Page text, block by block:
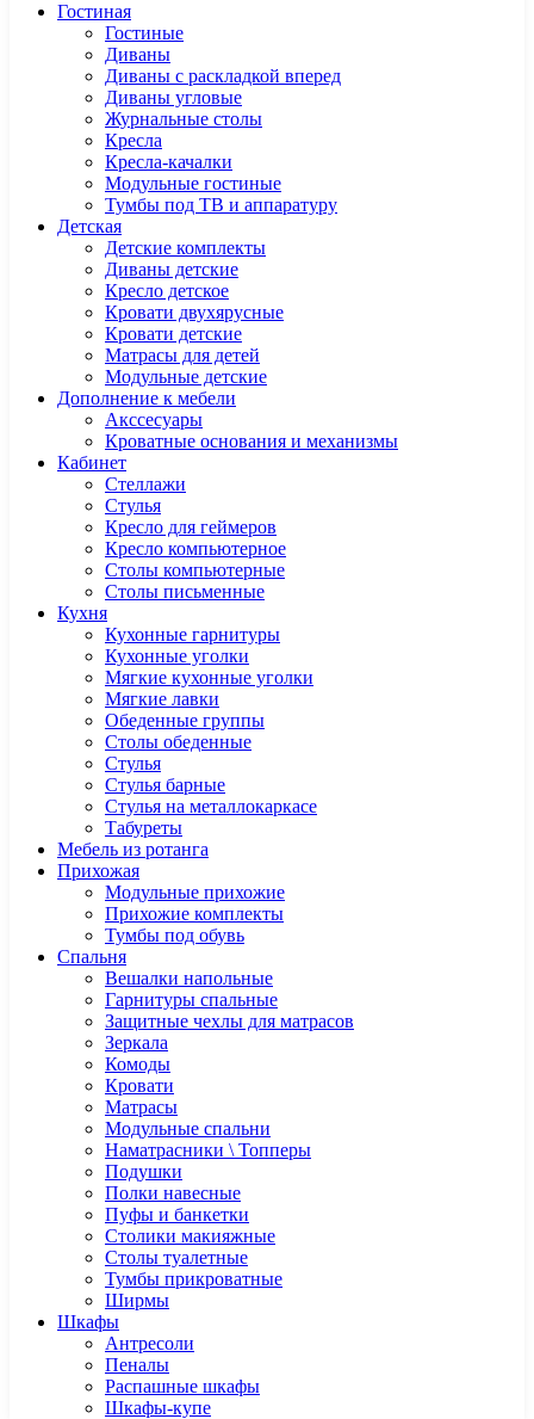
Гостиная
Гостиные
Диваны
Диваны с раскладкой вперед
Диваны угловые
Журнальные столы
Кресла
Кресла-качалки
Модульные гостиные
Тумбы под ТВ и аппаратуру
Детская
Детские комплекты
Диваны детские
Кресло детское
Кровати двухярусные
Кровати детские
Матрасы для детей
Модульные детские
Дополнение к мебели
Акссесуары
Кроватные основания и механизмы
Кабинет
Cтеллажи
Cтулья
Кресло для геймеров
Кресло компьютерное
Столы компьютерные
Столы письменные
Кухня
Кухонные гарнитуры
Кухонные уголки
Мягкие кухонные уголки
Мягкие лавки
Обеденные группы
Столы обеденные
Стулья
Стулья барные
Стулья на металлокаркасе
Табуреты
Мебель из ротанга
Прихожая
Модульные прихожие
Прихожие комплекты
Тумбы под обувь
Спальня
Вешалки напольные
Гарнитуры спальные
Защитные чехлы для матрасов
Зеркала
Комоды
Кровати
Матрасы
Модульные спальни
Наматрасники \ Топперы
Подушки
Полки навесные
Пуфы и банкетки
Столики макияжные
Столы туалетные
Тумбы прикроватные
Ширмы
Шкафы
Антресоли
Пеналы
Распашные шкафы
Шкафы-купе